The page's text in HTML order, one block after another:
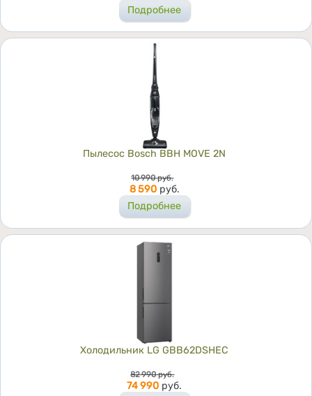
Подробнее
Пылесос Bosch BBH MOVE 2N
Цена
10 990 руб.
8 590 руб.
Подробнее
Холодильник LG GBB62DSHEC
Цена
82 990 руб.
74 990 руб.